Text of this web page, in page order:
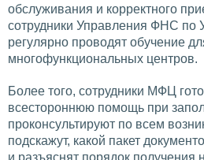
обслуживания и корректного
сотрудники Управления ФНС по
регулярно проводят обучение
многофункциональных центров.
Более того, сотрудники МФЦ
всестороннюю помощь при
проконсультируют по всем
подскажут, какой пакет
и разъяснят порядок получения